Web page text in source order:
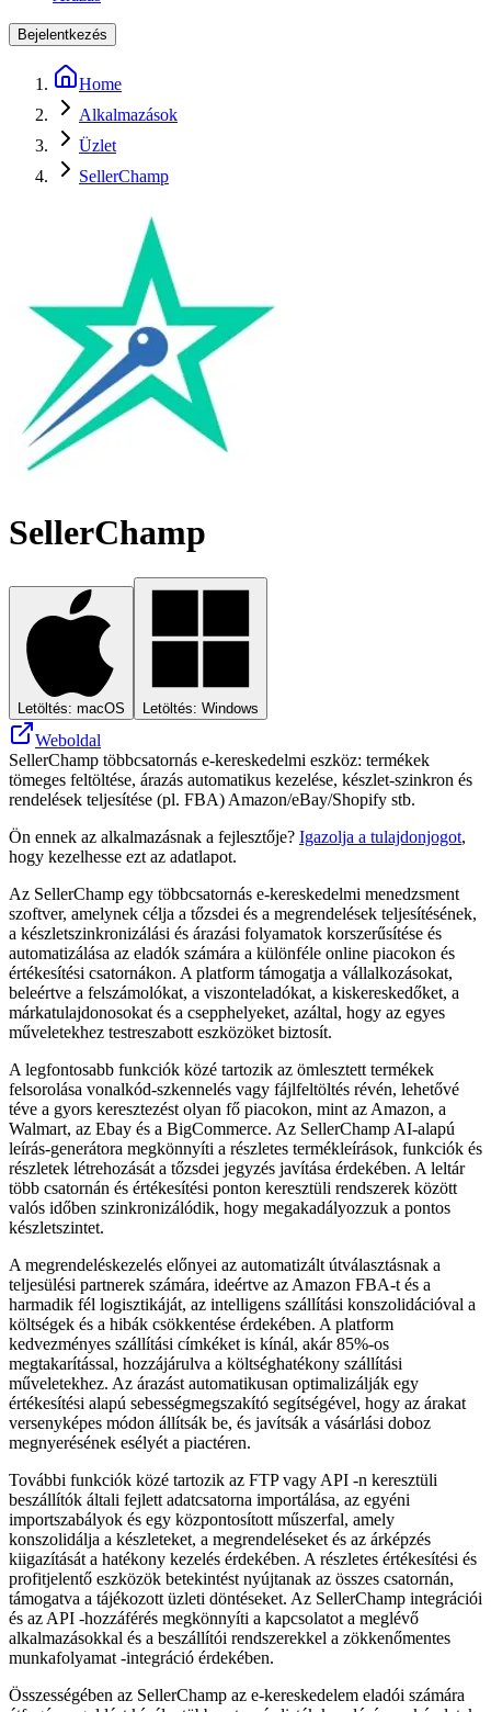
Bejelentkezés
Home
Alkalmazások
Üzlet
SellerChamp
SellerChamp
Letöltés: macOS Letöltés: Windows
Weboldal
SellerChamp többcsatornás e‑kereskedelmi eszköz: termékek
tömeges feltöltése, árazás automatikus kezelése, készlet-szinkron és
rendelések teljesítése (pl. FBA) Amazon/eBay/Shopify stb.
Ön ennek az alkalmazásnak a fejlesztője? Igazolja a tulajdonjogot,
hogy kezelhesse ezt az adatlapot.
Az SellerChamp egy többcsatornás e-kereskedelmi menedzsment
szoftver, amelynek célja a tőzsdei és a megrendelések teljesítésének,
a készletszinkronizálási és árazási folyamatok korszerűsítése és
automatizálása az eladók számára a különféle online piacokon és
értékesítési csatornákon. A platform támogatja a vállalkozásokat,
beleértve a felszámolókat, a viszonteladókat, a kiskereskedőket, a
márkatulajdonosokat és a csepphelyeket, azáltal, hogy az egyes
műveletekhez testreszabott eszközöket biztosít.
A legfontosabb funkciók közé tartozik az ömlesztett termékek
felsorolása vonalkód-szkennelés vagy fájlfeltöltés révén, lehetővé
téve a gyors keresztezést olyan fő piacokon, mint az Amazon, a
Walmart, az Ebay és a BigCommerce. Az SellerChamp AI-alapú
leírás-generátora megkönnyíti a részletes termékleírások, funkciók és
részletek létrehozását a tőzsdei jegyzés javítása érdekében. A leltár
több csatornán és értékesítési ponton keresztüli rendszerek között
valós időben szinkronizálódik, hogy megakadályozzuk a pontos
készletszintet.
A megrendeléskezelés előnyei az automatizált útválasztásnak a
teljesülési partnerek számára, ideértve az Amazon FBA-t és a
harmadik fél logisztikáját, az intelligens szállítási konszolidációval a
költségek és a hibák csökkentése érdekében. A platform
kedvezményes szállítási címkéket is kínál, akár 85%-os
megtakarítással, hozzájárulva a költséghatékony szállítási
műveletekhez. Az árazást automatikusan optimalizálják egy
értékesítési alapú sebességmegszakító segítségével, hogy az árakat
versenyképes módon állítsák be, és javítsák a vásárlási doboz
megnyerésének esélyét a piactéren.
További funkciók közé tartozik az FTP vagy API -n keresztüli
beszállítók általi fejlett adatcsatorna importálása, az egyéni
importszabályok és egy központosított műszerfal, amely
konszolidálja a készleteket, a megrendeléseket és az árképzés
kiigazítását a hatékony kezelés érdekében. A részletes értékesítési és
profitjelentő eszközök betekintést nyújtanak az összes csatornán,
támogatva a tájékozott üzleti döntéseket. Az SellerChamp integrációi
és az API -hozzáférés megkönnyíti a kapcsolatot a meglévő
alkalmazásokkal és a beszállítói rendszerekkel a zökkenőmentes
munkafolyamat -integráció érdekében.
Összességében az SellerChamp az e-kereskedelem eladói számára